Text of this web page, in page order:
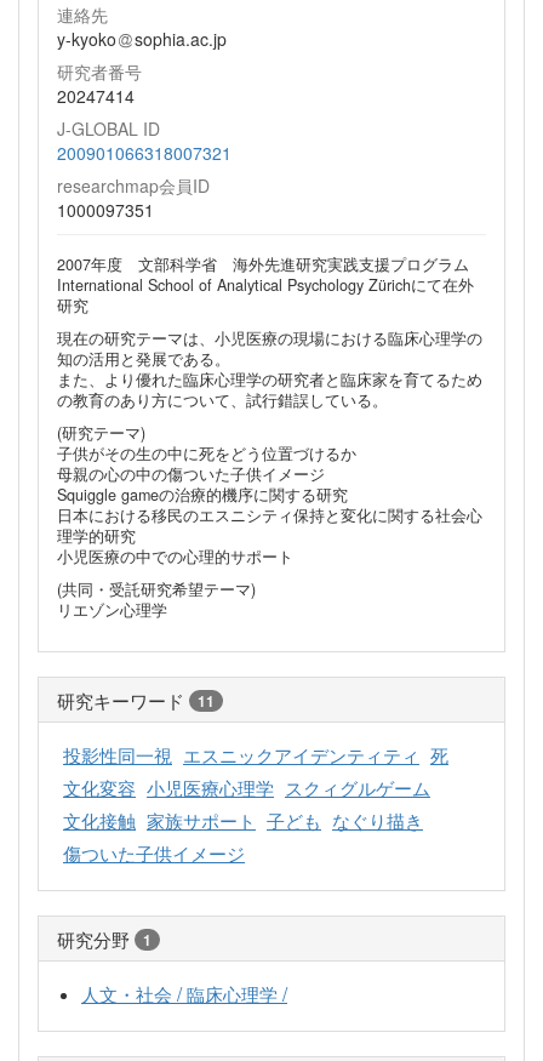
連絡先
y-kyoko
sophia.ac.jp
研究者番号
20247414
J-GLOBAL ID
200901066318007321
researchmap会員ID
1000097351
2007年度 文部科学省 海外先進研究実践支援プログラム
International School of Analytical Psychology Zürichにて在外
研究
現在の研究テーマは、小児医療の現場における臨床心理学の
知の活用と発展である。
また、より優れた臨床心理学の研究者と臨床家を育てるため
の教育のあり方について、試行錯誤している。
(研究テーマ)
子供がその生の中に死をどう位置づけるか
母親の心の中の傷ついた子供イメージ
Squiggle gameの治療的機序に関する研究
日本における移民のエスニシティ保持と変化に関する社会心
理学的研究
小児医療の中での心理的サポート
(共同・受託研究希望テーマ)
リエゾン心理学
研究キーワード 11
投影性同一視 エスニックアイデンティティ 死
文化変容 小児医療心理学 スクィグルゲーム
文化接触 家族サポート 子ども なぐり描き
傷ついた子供イメージ
研究分野 1
人文・社会 / 臨床心理学 /